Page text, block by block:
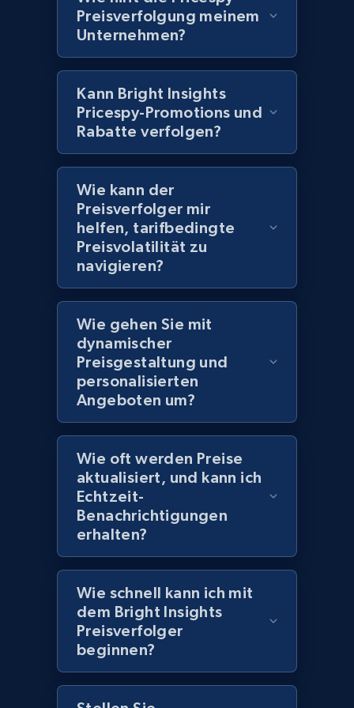
Home Depot US - Discover products by
specified UPC
URL, Domain, Country code, Model number,
Sku, Product id, Product name, Manufacturer,
and more.
2.1K+ 355+ Jetzt anfangen
Home Depot US - Discovery products by
specific category URL
URL, Domain, Country code, Model number,
2.1K+ 355+ Jetzt anfangen
Title, Seller name, Brand, Description, Initial
price, Currency, Availability, Reviews count, and
2.1K+ 375+
Amazon products global dataset - Collects
products by specific category URL
Title, Seller name, Brand, Description, Initial
price, Currency, Availability, Reviews count, and
more.
Preisverfolgung meinem
Unternehmen?
Kann Bright Insights
Pricespy-Promotions und
Rabatte verfolgen?
Wie kann der
Preisverfolger mir
helfen, tarifbedingte
Preisvolatilität zu
navigieren?
Wie gehen Sie mit
dynamischer
Preisgestaltung und
personalisierten
Angeboten um?
Wie oft werden Preise
aktualisiert, und kann ich
Echtzeit-
Benachrichtigungen
erhalten?
Wie schnell kann ich mit
dem Bright Insights
Preisverfolger
beginnen?